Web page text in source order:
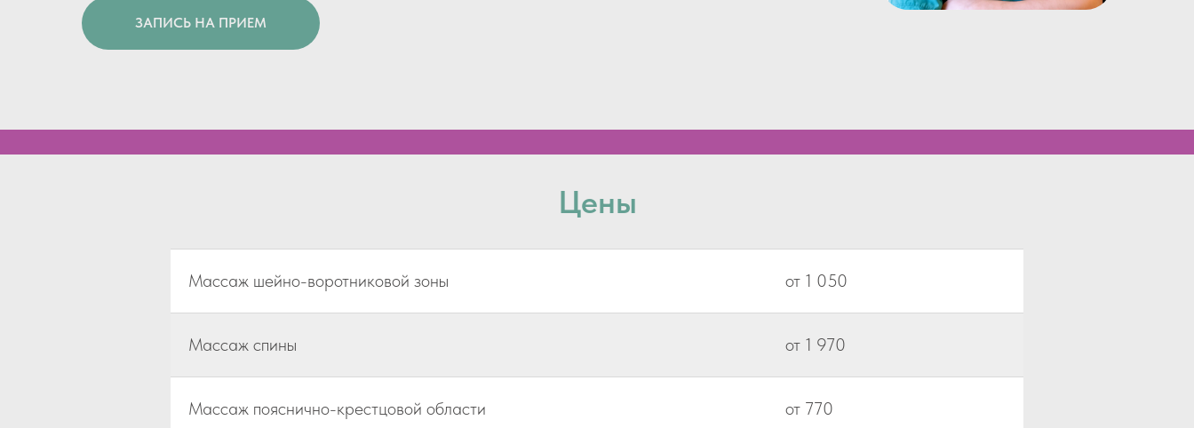
ЗАПИСЬ НА ПРИЕМ
Цены
Массаж шейно-воротниковой зоны от 1 050
Массаж спины от 1 970
Массаж пояснично-крестцовой области от 770